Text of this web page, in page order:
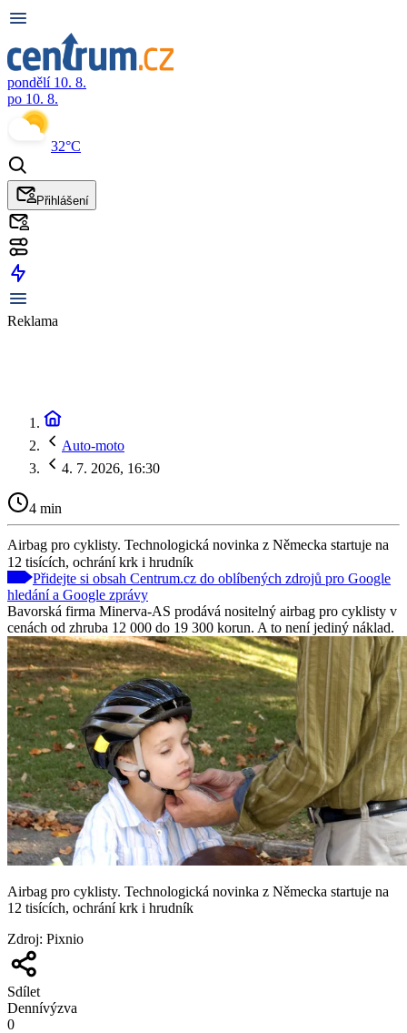
pondělí 10. 8.
po 10. 8.
32°C
Přihlášení
Reklama
Auto-moto
4. 7. 2026, 16:30
4 min
Airbag pro cyklisty. Technologická novinka z Německa startuje na
12 tisících, ochrání krk i hrudník
Přidejte si obsah Centrum.cz do oblíbených zdrojů pro Google
hledání a Google zprávy
Bavorská firma Minerva-AS prodává nositelný airbag pro cyklisty v
cenách od zhruba 12 000 do 19 300 korun. A to není jediný náklad.
Airbag pro cyklisty. Technologická novinka z Německa startuje na
12 tisících, ochrání krk i hrudník
Zdroj: Pixnio
Sdílet
Dennívýzva
0